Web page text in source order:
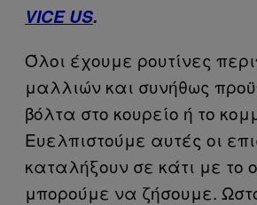
VICE US.
Όλοι έχουμε ρουτίνες
μαλλιών και συνήθως
βόλτα στο κουρείο ή το
Ευελπιστούμε αυτές οι
καταλήξουν σε κάτι με το
μπορούμε να ζήσουμε.